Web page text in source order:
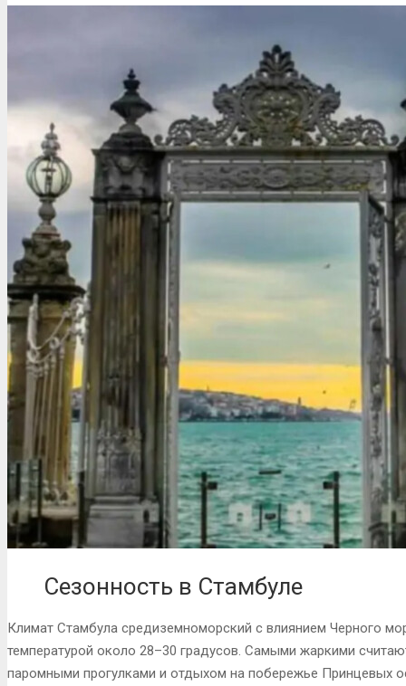
Сезонность в Стамбуле
Климат Стамбула средиземноморский с влиянием Черного
температурой около 28–30 градусов. Самыми жаркими
паромными прогулками и отдыхом на побережье Принцевых